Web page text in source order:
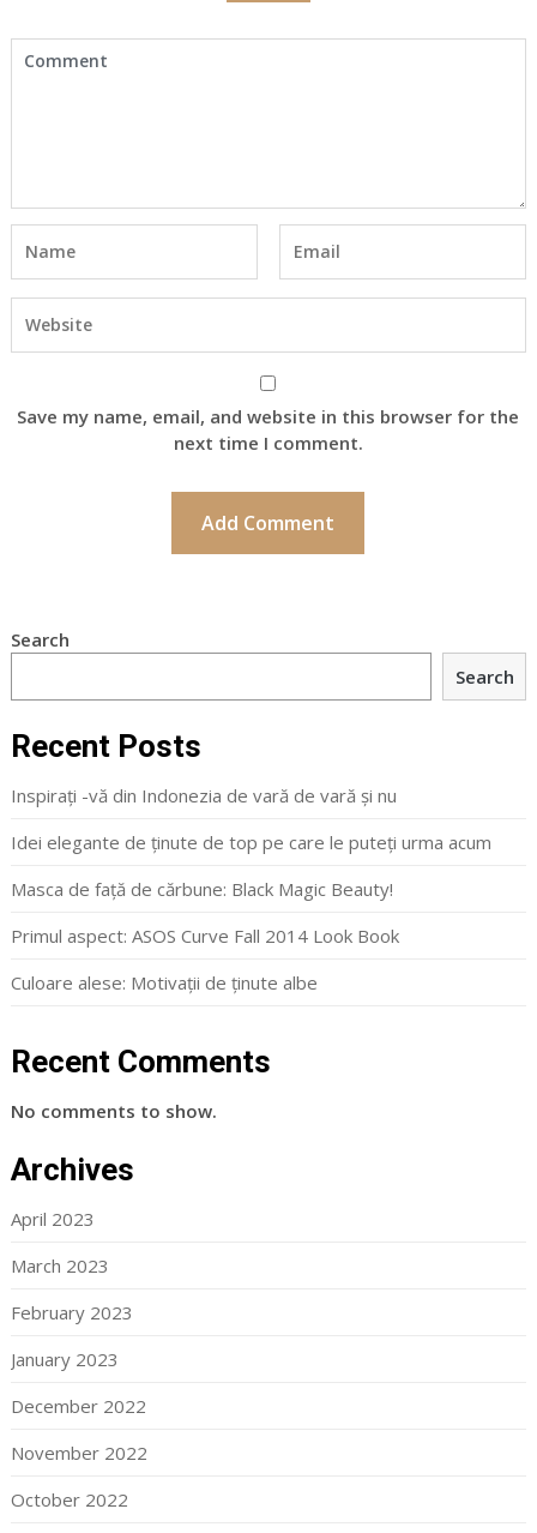
Save my name, email, and website in this browser for the
next time I comment.
Search
Search
Recent Posts
Inspirați -vă din Indonezia de vară de vară și nu
Idei elegante de ținute de top pe care le puteți urma acum
Masca de față de cărbune: Black Magic Beauty!
Primul aspect: ASOS Curve Fall 2014 Look Book
Culoare alese: Motivații de ținute albe
Recent Comments
No comments to show.
Archives
April 2023
March 2023
February 2023
January 2023
December 2022
November 2022
October 2022